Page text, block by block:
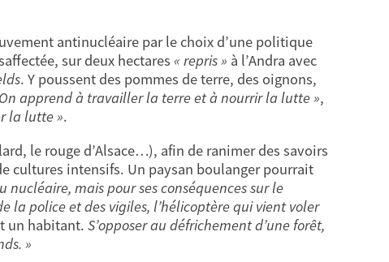
antinucléaire par le choix d’une politique
sur deux hectares « repris » à l’Andra avec
. Y poussent des pommes de terre, des oignons,
On apprend à travailler la terre et à nourrir la lutte »,
la lutte ».
le rouge d’Alsace…), afin de ranimer des savoirs
cultures intensifs. Un paysan boulanger pourrait
nucléaire, mais pour ses conséquences sur le
la police et des vigiles, l’hélicoptère qui vient voler
un habitant. S’opposer au défrichement d’une forêt,
»